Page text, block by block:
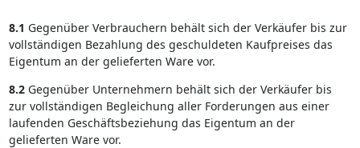
8.1 Gegenüber Verbrauchern behält sich der Verkäufer bis zur
vollständigen Bezahlung des geschuldeten Kaufpreises das
Eigentum an der gelieferten Ware vor.
8.2Gegenüber Unternehmern behält sich der Verkäufer bis
zur vollständigen Begleichung aller Forderungen aus einer
laufenden Geschäftsbeziehung das Eigentum an der
gelieferten Ware vor.